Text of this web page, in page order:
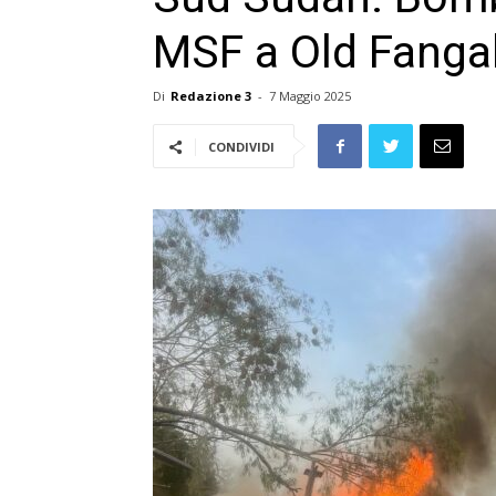
MSF a Old
Di Redazione 3 - 7 Maggio 2025
CONDIVIDI